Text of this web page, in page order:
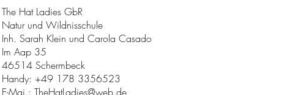
The Hat Ladies GbR
Natur und Wildnisschule
Inh. Sarah Klein und Carola Casado
Im Aap 35
46514 Schermbeck
Handy: +49 178 3356523
E-Mai.: TheHatLadies@web.de